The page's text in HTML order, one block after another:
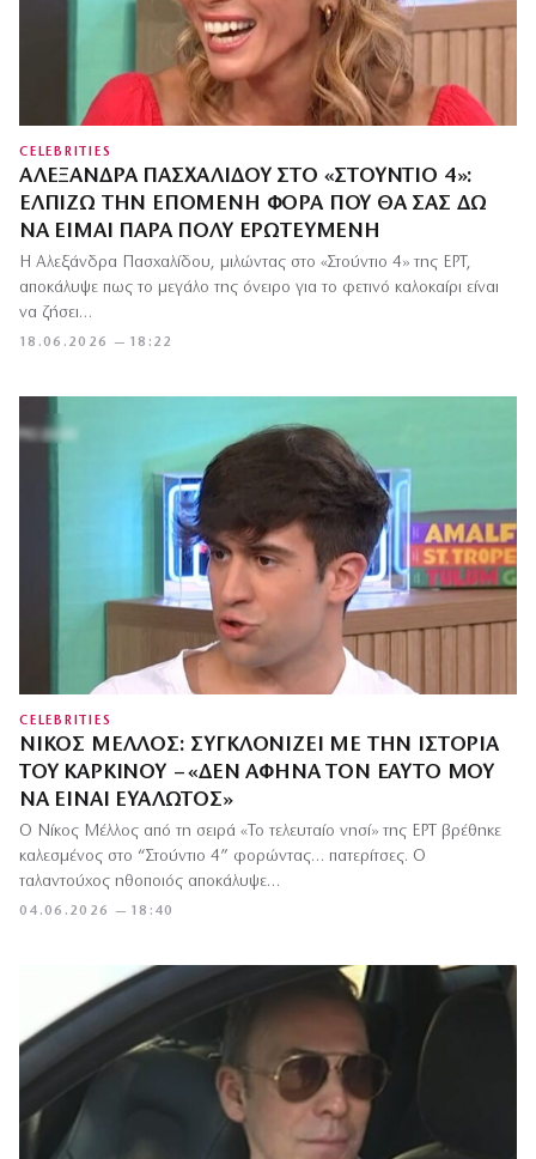
CELEBRITIES
ΑΛΕΞΆΝΔΡΑ ΠΑΣΧΑΛΊΔΟΥ ΣΤΟ «ΣΤΟΎΝΤΙΟ 4»:
ΕΛΠΊΖΩ ΤΗΝ ΕΠΌΜΕΝΗ ΦΟΡΆ ΠΟΥ ΘΑ ΣΑΣ ΔΩ
ΝΑ ΕΊΜΑΙ ΠΆΡΑ ΠΟΛΎ ΕΡΩΤΕΥΜΈΝΗ
18.06.2026 — 18:22
Η Αλεξάνδρα Πασχαλίδου, μιλώντας στο «Στούντιο 4» της ΕΡΤ,
αποκάλυψε πως το μεγάλο της όνειρο για το φετινό καλοκαίρι είναι
να ζήσει…
CELEBRITIES
ΝΊΚΟΣ ΜΈΛΛΟΣ: ΣΥΓΚΛΟΝΊΖΕΙ ΜΕ ΤΗΝ ΙΣΤΟΡΊΑ
ΤΟΥ ΚΑΡΚΊΝΟΥ – «ΔΕΝ ΆΦΗΝΑ ΤΟΝ ΕΑΥΤΌ ΜΟΥ
ΝΑ ΕΊΝΑΙ ΕΥΆΛΩΤΟΣ»
04.06.2026 — 18:40
Ο Νίκος Μέλλος από τη σειρά «Το τελευταίο νησί» της ΕΡΤ βρέθηκε
καλεσμένος στο “Στούντιο 4” φορώντας… πατερίτσες. Ο
ταλαντούχος ηθοποιός αποκάλυψε…